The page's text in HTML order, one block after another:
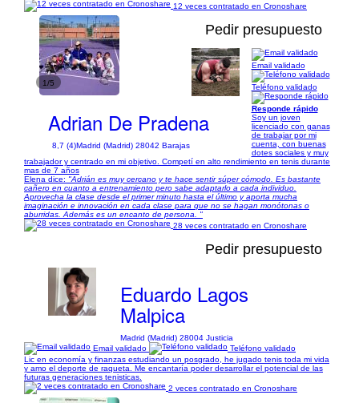
12 veces contratado en Cronoshare
1/5
Pedir presupuesto
Adrian De Pradena
8,7 (4)Madrid (Madrid) 28042 Barajas
Email validado
Teléfono validado
Responde rápido
Soy un joven
licenciado con ganas
de trabajar por mi
cuenta, con buenas
dotes sociales y muy
trabajador y centrado en mi objetivo. Competí en alto rendimiento en tenis durante
mas de 7 años
Elena dice: "Adrián es muy cercano y te hace sentir súper cómodo. Es bastante
cañero en cuanto a entrenamiento pero sabe adaptarlo a cada individuo.
Aprovecha la clase desde el primer minuto hasta el último y aporta mucha
imaginación e innovación en cada clase para que no se hagan monótonas o
aburridas. Además es un encanto de persona. "
28 veces contratado en Cronoshare
Pedir presupuesto
Eduardo Lagos
Malpica
Madrid (Madrid) 28004 Justicia
Email validado
Teléfono validado
Lic en economía y finanzas estudiando un posgrado, he jugado tenis toda mi vida
y amo el deporte de raqueta. Me encantaría poder desarrollar el potencial de las
futuras generaciones tenisticas.
2 veces contratado en Cronoshare